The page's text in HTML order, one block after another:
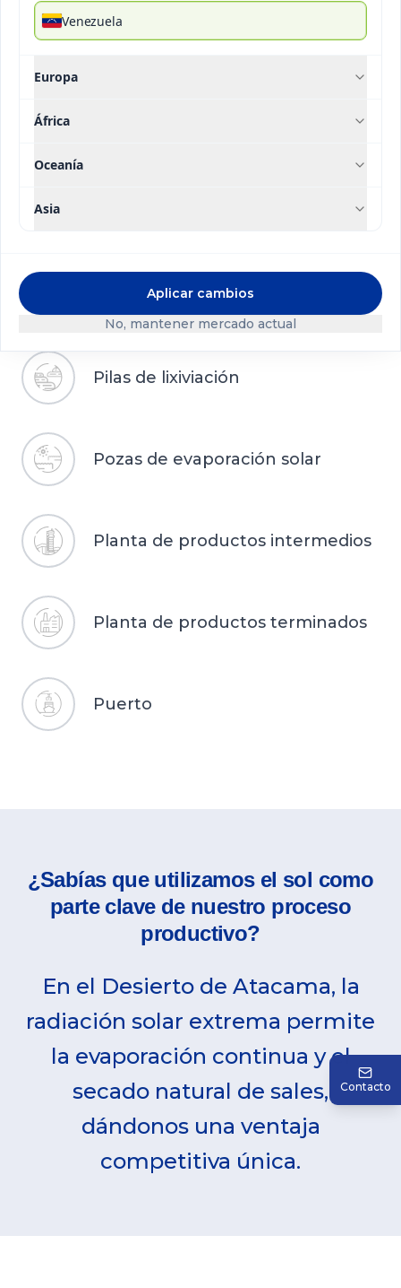
Venezuela
Europa
África
Oceanía
Asia
No, mantener mercado actual
Aplicar cambios
Extracción del caliche
que inicia con el escarpe, donde se remueve el
arranque se realiza mediante perforación y
condiciones operacionales. Finalmente, el
construcción de pilas.
Pilas de lixiviación
Pozas de evaporación solar
Planta de productos intermedios
Planta de productos terminados
Puerto
¿Sabías que utilizamos el sol como
parte clave de nuestro proceso
productivo?
En el Desierto de Atacama, la
radiación solar extrema permite
la evaporación continua y el
secado natural de sales,
dándonos una ventaja
competitiva única.
Contacto